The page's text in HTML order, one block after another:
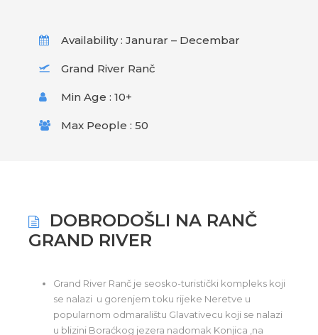
Availability : Janurar – Decembar
Grand River Ranč
Min Age : 10+
Max People : 50
DOBRODOŠLI NA RANČ
GRAND RIVER
Grand River Ranč je seosko-turistički kompleks koji
se nalazi u gorenjem toku rijeke Neretve u
popularnom odmaralištu Glavativecu koji se nalazi
u blizini Boraćkog jezera nadomak Konjica ,na